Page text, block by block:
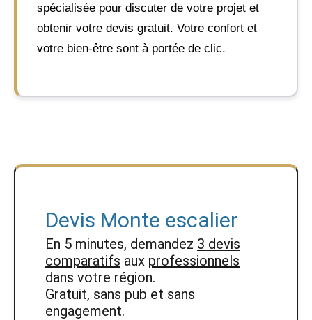
spécialisée pour discuter de votre projet et
obtenir votre devis gratuit. Votre confort et
votre bien-être sont à portée de clic.
Devis Monte escalier
En 5 minutes, demandez 3 devis
comparatifs aux professionnels
dans votre région.
Gratuit, sans pub et sans
engagement.